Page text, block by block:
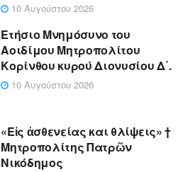
10 Αυγούστου 2026
Ετήσιο Μνημόσυνο του
Αοιδίμου Μητροπολίτου
Κορίνθου κυρού Διονυσίου Δ΄.
10 Αυγούστου 2026
«Eἰς ἀσθενείας και θλίψεις» †
Μητροπολίτης Πατρῶν
Νικόδημος